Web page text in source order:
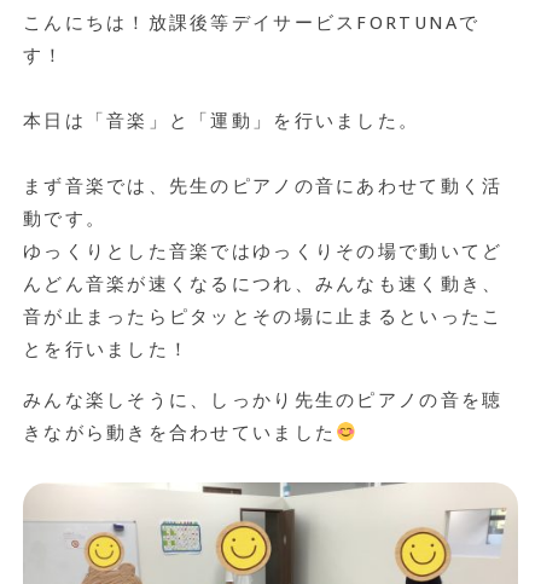
こんにちは！放課後等デイサービスFORTUNAで
す！
本日は「音楽」と「運動」を行いました。
まず音楽では、先生のピアノの音にあわせて動く活
動です。
ゆっくりとした音楽ではゆっくりその場で動いてど
んどん音楽が速くなるにつれ、みんなも速く動き、
音が止まったらピタッとその場に止まるといったこ
とを行いました！
みんな楽しそうに、しっかり先生のピアノの音を聴
きながら動きを合わせていました